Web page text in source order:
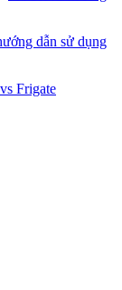
dẫn sử dụng
Frigate